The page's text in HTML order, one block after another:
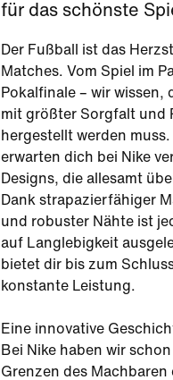
für das schönste
Der Fußball ist das
Matches. Vom Spiel im
Pokalfinale – wir wissen,
mit größter Sorgfalt und
hergestellt werden muss.
erwarten dich bei Nike
Designs, die allesamt
Dank strapazierfähiger
und robuster Nähte ist
auf Langlebigkeit
bietet dir bis zum
konstante Leistung.
Eine innovative
Bei Nike haben wir
Grenzen des Machbaren